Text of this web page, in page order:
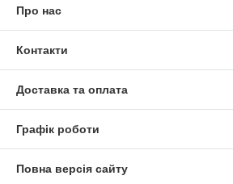
Про нас
Контакти
Доставка та оплата
Графік роботи
Повна версія сайту